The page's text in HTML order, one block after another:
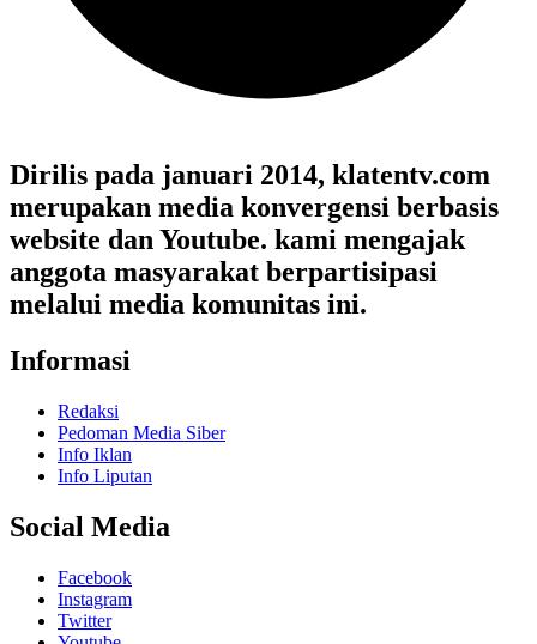
Dirilis pada januari 2014, klatentv.com
merupakan media konvergensi berbasis
website dan Youtube. kami mengajak
anggota masyarakat berpartisipasi
melalui media komunitas ini.
Informasi
Redaksi
Pedoman Media Siber
Info Iklan
Info Liputan
Social Media
Facebook
Instagram
Twitter